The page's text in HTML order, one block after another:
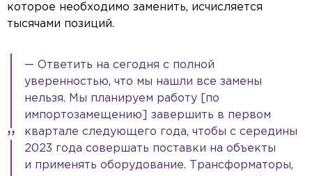
которое необходимо заменить, исчисляется
тысячами позиций.
— Ответить на сегодня с полной
уверенностью, что мы нашли все замены
нельзя. Мы планируем работу [по
импортозамещению] завершить в первом
квартале следующего года, чтобы с середины
2023 года совершать поставки на объекты
и применять оборудование. Трансформаторы,